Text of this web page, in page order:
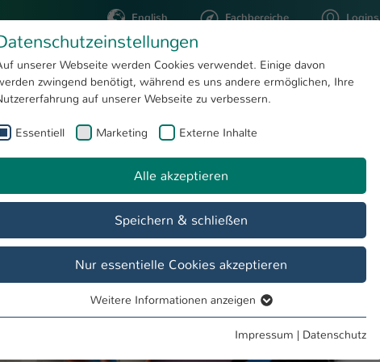
English Fachbereiche Logins
STUDIUM FORSCHUNG
skills4chips
unserer Webseite werden Cookies verwendet. Einige davon
zwingend benötigt, während es uns andere ermöglichen, Ihre
auf unserer Webseite zu verbessern.
Essentiell Marketing Externe Inhalte
Alle akzeptieren
Speichern & schließen
Nur essentielle Cookies akzeptieren
Essentielle Cookies werden für grundlegende Funktionen der
Weitere Informationen anzeigen
Impressum | Datenschutz